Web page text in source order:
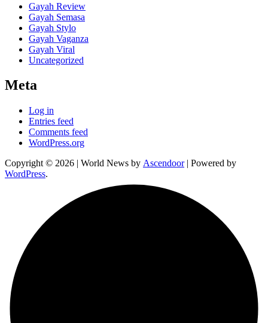
Gayah Review
Gayah Semasa
Gayah Stylo
Gayah Vaganza
Gayah Viral
Uncategorized
Meta
Log in
Entries feed
Comments feed
WordPress.org
Copyright © 2026 | World News by Ascendoor| Powered by
WordPress.